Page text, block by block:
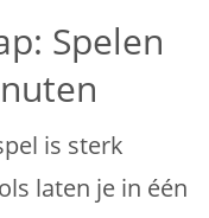
Spelen
is sterk
laten je in één